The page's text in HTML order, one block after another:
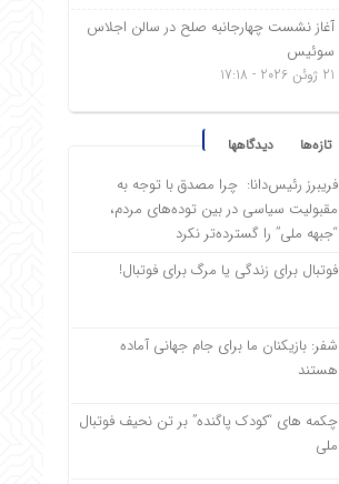
آغاز نشست چهارجانبه صلح در سالن اجلاس
سوئیس
21 ژوئن 2026 - 17:18
تازه‌ها دیدگاهها
فریبرز رئیس‌دانا: چرا مصدق با توجه به
مقبولیت سیاسی در بین توده‌های مردم،
“جبهه ملی” را گسترده‌تر نکرد
فوتبال برای زندگی یا مرگ برای فوتبال!
شفر: بازیکنان ما برای جام جهانی آماده
هستند
چکمه های “کودک پاگنده” بر تن نحیف فوتبال
ملی